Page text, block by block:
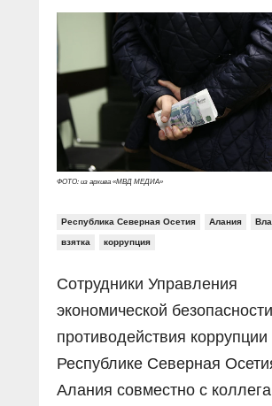
Документальные фильмы
В знании сила
Специальный репортаж
КиберПОСТОВОЙ
Газета «Щит и меч»
Журнал «Полиция России»
О ПОРТАЛЕ
Контакты
Вакансии
ФОТО: из архива «МВД МЕДИА»
Республика Северная Осетия Алания
взятка коррупция
Сотрудники Управления
экономической
противодействия
Республике Северная
Алания совместно с